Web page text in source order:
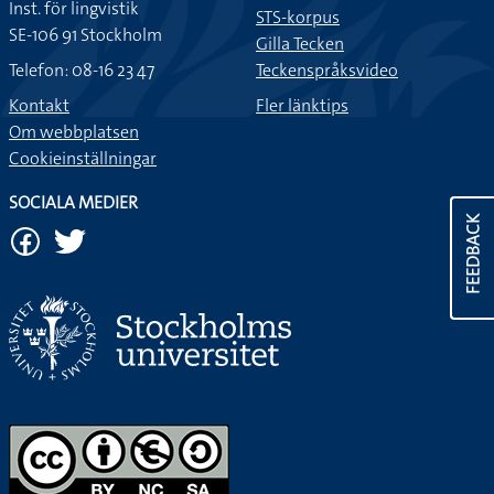
FEEDBACK
Inst. för lingvistik
SE-106 91 Stockholm
Telefon: 08-16 23 47
Kontakt
Om webbplatsen
Cookieinställningar
STS-korpus
Gilla Tecken
Teckenspråksvideo
Fler länktips
SOCIALA MEDIER